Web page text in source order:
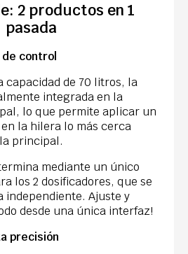
2 productos en 1
pasada
control
capacidad de 70 litros, la
integrada en la
lo que permite aplicar un
la hilera lo más cerca
principal.
mediante un único
los 2 dosificadores, que se
independiente. Ajuste y
desde una única interfaz!
precisión